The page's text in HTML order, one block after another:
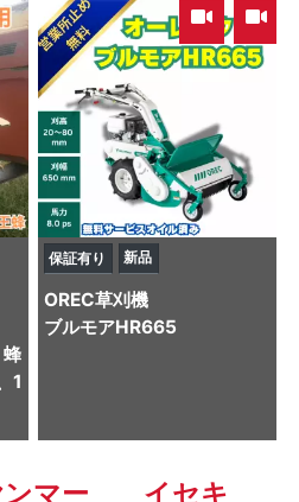
1
,
保証有り 新品
OREC草刈機
ブルモアHR665
マー
イセキ